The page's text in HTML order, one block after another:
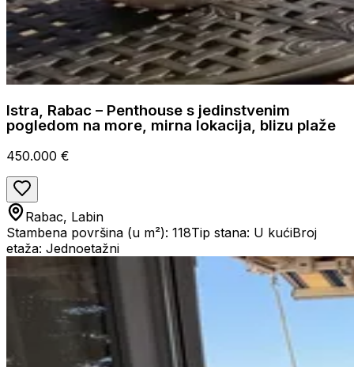
Istra, Rabac – Penthouse s jedinstvenim
pogledom na more, mirna lokacija, blizu plaže
450.000 €
Rabac, Labin
Stambena površina (u m²): 118Tip stana: U kućiBroj
etaža: Jednoetažni